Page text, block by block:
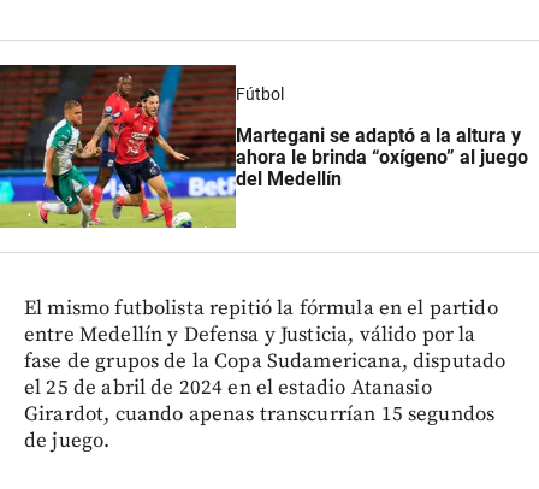
Fútbol
Martegani se adaptó a la altura y
ahora le brinda “oxígeno” al juego
del Medellín
El mismo futbolista repitió la fórmula en el partido
entre Medellín y Defensa y Justicia, válido por la
fase de grupos de la Copa Sudamericana, disputado
el 25 de abril de 2024 en el estadio Atanasio
Girardot, cuando apenas transcurrían 15 segundos
de juego.